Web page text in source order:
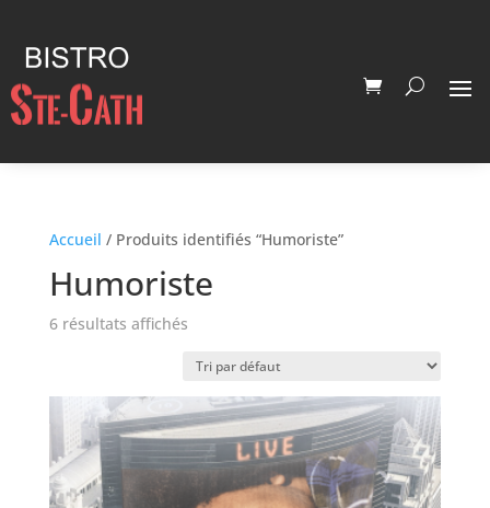
Accueil / Produits identifiés “Humoriste”
Humoriste
6 résultats affichés